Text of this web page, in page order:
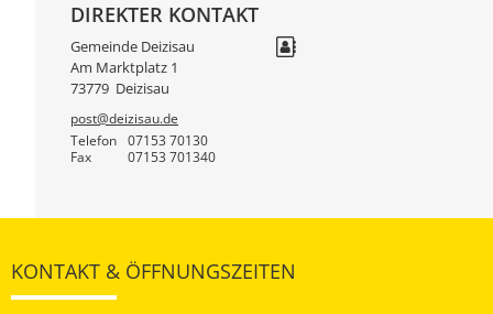
DIREKTER KONTAKT
Gemeinde Deizisau
Am Marktplatz 1
73779 Deizisau
post@deizisau.de
Telefon
07153 70130
Fax 07153 701340
KONTAKT & ÖFFNUNGSZEITEN